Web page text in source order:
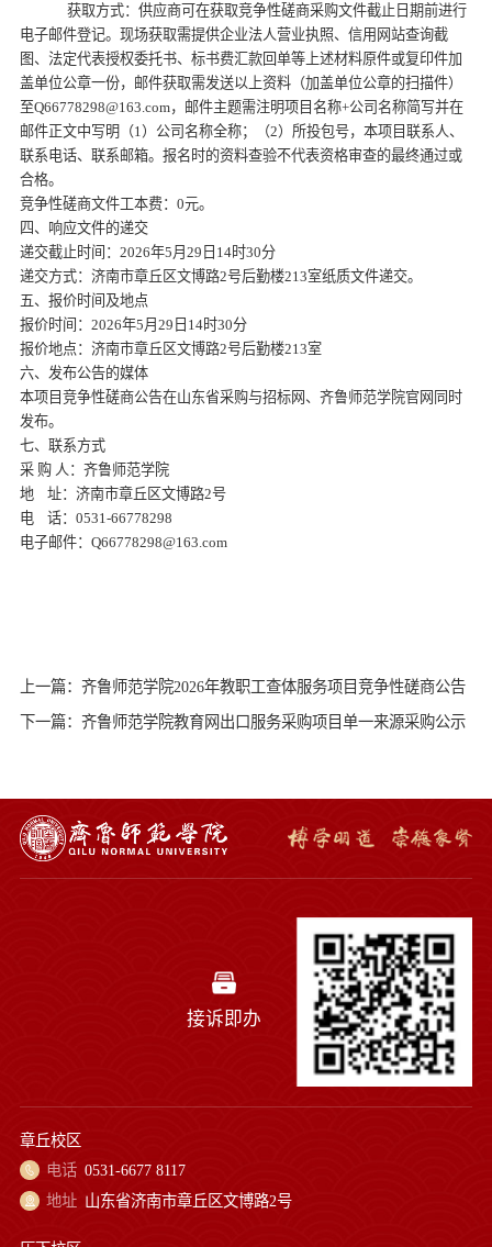
获取方式：供应商可在获取竞争性磋商采购文件截止日期前进行
电子邮件登记。现场获取需提供企业法人营业执照、信用网站查询截
图、法定代表授权委托书、标书费汇款回单等上述材料原件或复印件加
盖单位公章一份， 邮件获取需发送以上资料（加盖单位公章的扫描件）
至Q66778298@163.com，邮件主题需注明项目名称+公司名称简写并在
邮件正文中写明（1）公司名称全称；（2）所投包号，本项目联系人、
联系电话、联系邮箱。报名时的资料查验不代表资格审查的最终通过或
合格。
竞争性磋商文件工本费： 0元。
四、响应文件的递交
递交截止时间： 2026年5 月 29 日 14时30分
递交方式：济南市章丘区文博路2号后勤楼213室纸质文件递交。
五、报价时间及地点
报价时间： 2026年5 月 29 日 14时30分
报价地点：济南市章丘区文博路2号后勤楼213室
六、发布公告的媒体
本项目竞争性磋商公告在山东省采购与招标网、齐鲁师范学院官网同时
发布。
七、联系方式
采 购 人：齐鲁师范学院
地
址：济南市章丘区文博路2号
电
话： 0531-66778298
电子邮件： Q66778298@163.com
上一篇：齐鲁师范学院2026年教职工查体服务项目竞争性磋商公告
下一篇：齐鲁师范学院教育网出口服务采购项目单一来源采购公示
接诉即办
章丘校区
电话 0531-6677 8117
地址 山东省济南市章丘区文博路2号